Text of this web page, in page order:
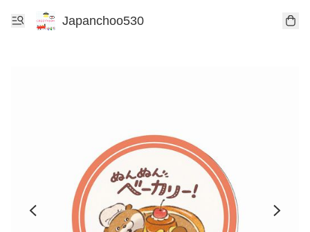
Japanchoo530